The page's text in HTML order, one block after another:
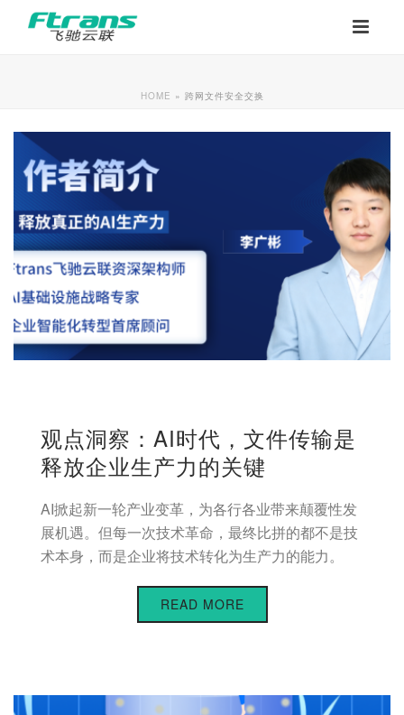
HOME » 跨网文件安全交换
观点洞察：AI时代，文件传输是
释放企业生产力的关键
AI掀起新一轮产业变革，为各行各业带来颠覆性发
展机遇。但每一次技术革命，最终比拼的都不是技
术本身，而是企业将技术转化为生产力的能力。
READ MORE